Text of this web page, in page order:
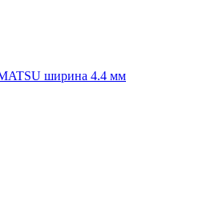
ширина 4.4 мм